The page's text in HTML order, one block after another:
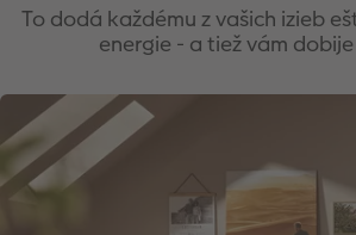
To dodá každému z vašich izieb
energie - a tiež vám